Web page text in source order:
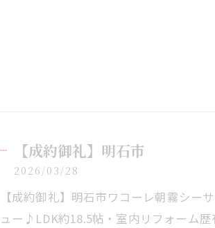
【成約御礼】明石市
2026/03/28
【成約御礼】明石市ワコーレ朝霧シー
ュー♪LDK約18.5帖・室内リフォーム